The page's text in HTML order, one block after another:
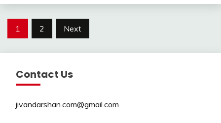
Posts
1 2 Next
Contact Us
jivandarshan.com@gmail.com